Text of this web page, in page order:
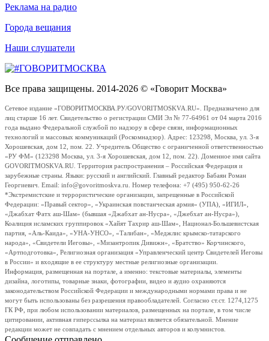
Реклама на радио
Города вещания
Наши слушатели
Все права защищены. 2014-2026 © «Говорит Москва»
Сетевое издание «ГОВОРИТМОСКВА.РУ/GOVORITMOSKVA.RU». Предназначено для
лиц старше 16 лет. Свидетельство о регистрации СМИ Эл № 77-64961 от 04 марта 2016
года выдано Федеральной службой по надзору в сфере связи, информационных
технологий и массовых коммуникаций (Роскомнадзор). Адрес: 123298, Москва, ул. 3-я
Хорошевская, дом 12, пом. 22. Учредитель Общество с ограниченной ответственностью
«РУ ФМ» (123298 Москва, ул. 3-я Хорошевская, дом 12, пом. 22). Доменное имя сайта
GOVORITMOSKVA.RU. Территория распространения – Российская Федерация и
зарубежные страны. Языки: русский и английский. Главный редактор Бабаян Роман
Георгиевич. Email: info@govoritmoskva.ru. Номер телефона: +7 (495) 950-62-26
*Экстремистские и террористические организации, запрещенные в Российской
Федерации: «Правый сектор», «Украинская повстанческая армия» (УПА), «ИГИЛ»,
«Джабхат Фатх аш-Шам» (бывшая «Джабхат ан-Нусра», «Джебхат ан-Нусра»),
Коалиция исламских группировок «Хайят Тахрир аш-Шам», Национал-Большевистская
партия, «Аль-Каида», «УНА-УНСО», «Талибан», «Меджлис крымско-татарского
народа», «Свидетели Иеговы», «Мизантропик Дивижн», «Братство» Корчинского,
«Артподготовка», Религиозная организация «Управленческий центр Свидетелей Иеговы
в России» и входящие в ее структуру местные религиозные организации.
Информация, размещенная на портале, а именно: текстовые материалы, элементы
дизайна, логотипы, товарные знаки, фотографии, видео и аудио охраняются
законодательством Российской Федерации и международными нормами права и не
могут быть использованы без разрешения правообладателей. Согласно ст.ст. 1274,1275
ГК РФ, при любом использовании материалов, размещенных на портале, в том числе
цитировании, активная гиперссылка на материал является обязательной. Мнение
редакции может не совпадать с мнением отдельных авторов и колумнистов.